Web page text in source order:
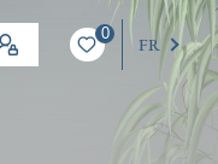
0
FR